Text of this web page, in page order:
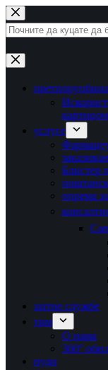
Прескочи
на
садржај
Није
пронађено
ниједно
резултат
картицом
услуге
Блистер
опрема
хитне службе
тим
О нама
360°
нуди